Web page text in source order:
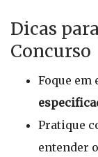
Dicas
Concurso
Foque em
Pratique
entender